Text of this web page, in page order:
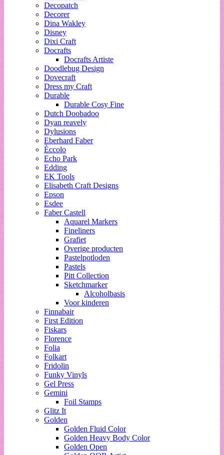
Decopatch
Decorer
Dina Wakley
Disney
Dixi Craft
Docrafts
Docrafts Artiste
Doodlebug Design
Dovecraft
Dress my Craft
Durable
Durable Cosy Fine
Dutch Doobadoo
Dyan reavely
Dylusions
Eberhard Faber
Èccolo
Echo Park
Edding
EK Tools
Elisabeth Craft Designs
Epson
Esdee
Faber Castell
Aquarel Markers
Fineliners
Grafiet
Overige producten
Pastelpotloden
Pastels
Pitt Collection
Sketchmarker
Alcoholbasis
Voor kinderen
Finnabair
First Edition
Fiskars
Florence
Folia
Folkart
Fridolin
Funky Vinyls
Gel Press
Gemini
Foil Stamps
Glitz It
Golden
Golden Fluid Color
Golden Heavy Body Color
Golden Open